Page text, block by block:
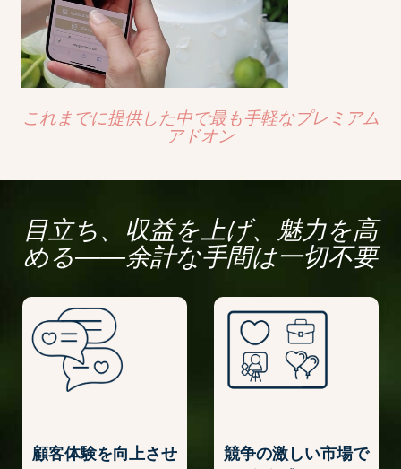
これまでに提供した中で最も手軽なプレミアム
アドオン
目立ち、収益を上げ、魅力を高
める――余計な手間は一切不要
顧客体験を向上させ
競争の激しい市場で